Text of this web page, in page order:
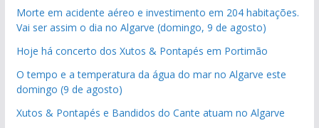
Morte em acidente aéreo e investimento em 204 habitações.
Vai ser assim o dia no Algarve (domingo, 9 de agosto)
Hoje há concerto dos Xutos & Pontapés em Portimão
O tempo e a temperatura da água do mar no Algarve este
domingo (9 de agosto)
Xutos & Pontapés e Bandidos do Cante atuam no Algarve